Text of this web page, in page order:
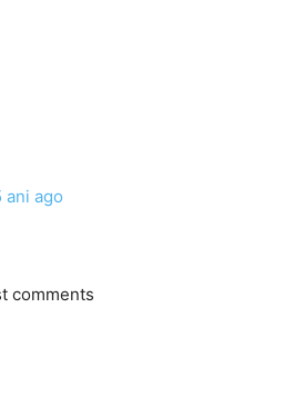
ani ago
comments